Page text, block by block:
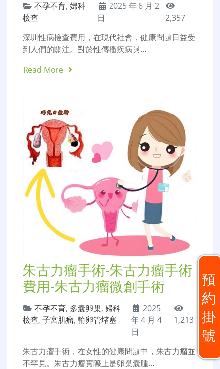
不孕不育, 婦科
檢查
2025 年 6 月 2
日
2,357
深圳性病檢查費用，在現代社會，健康問題日益受
到人們的關注。對於性傳播疾病與…
Read More
朱古力瘤手術-朱古力瘤手術
費用-朱古力瘤微創手術
不孕不育, 多囊卵巢, 婦科
檢查, 子宮肌瘤, 輸卵管堵塞
2025
年 4 月 4
日
1,213
朱古力瘤手術，在女性的健康問題中，朱古力瘤並
不罕見。朱古力瘤實際上是卵巢囊腫…
預
約
掛
號